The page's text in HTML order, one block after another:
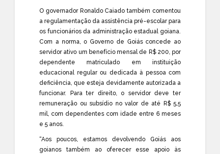
O governador Ronaldo Caiado também comentou
a regulamentação da assistência pré-escolar para
os funcionários da administração estadual goiana.
Com a norma, o Governo de Goiás concede ao
servidor ativo um benefício mensal de R$ 200, por
dependente matriculado em instituição
educacional regular ou dedicada à pessoa com
deficiência, que esteja devidamente autorizada a
funcionar. Para ter direito, o servidor deve ter
remuneração ou subsídio no valor de até R$ 5,5
mil, com dependentes com idade entre 6 meses
e 5 anos.
“Aos poucos, estamos devolvendo Goiás aos
goianos também ao oferecer esse apoio às